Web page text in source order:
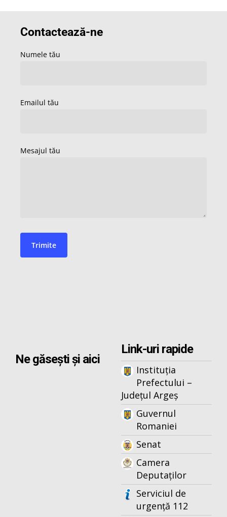
Ne găsești și aici
Link-uri rapide
Instituția
Prefectului –
Județul Argeș
Guvernul
Romaniei
Senat
Camera
Deputaților
Serviciul de
urgență 112